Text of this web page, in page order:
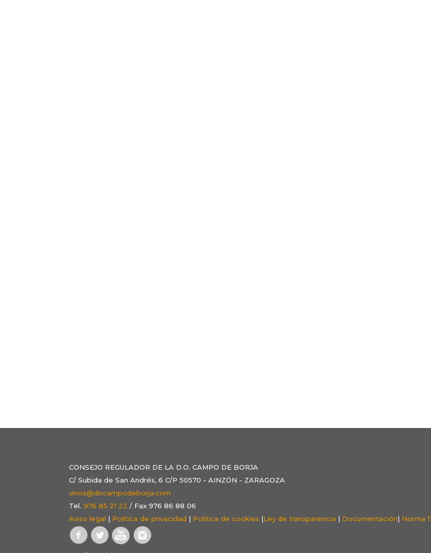
CONSEJO REGULADOR DE LA D.O. CAMPO DE BORJA
C/ Subida de San Andrés, 6 C/P 50570 - AINZÓN - ZARAGOZA
vinos@docampodeborja.com
Tel.976 85 21 22 / Fax 976 86 88 06
Aviso legal | Política de privacidad | Política de cookies |Ley de transparencia | Documentación| Norma